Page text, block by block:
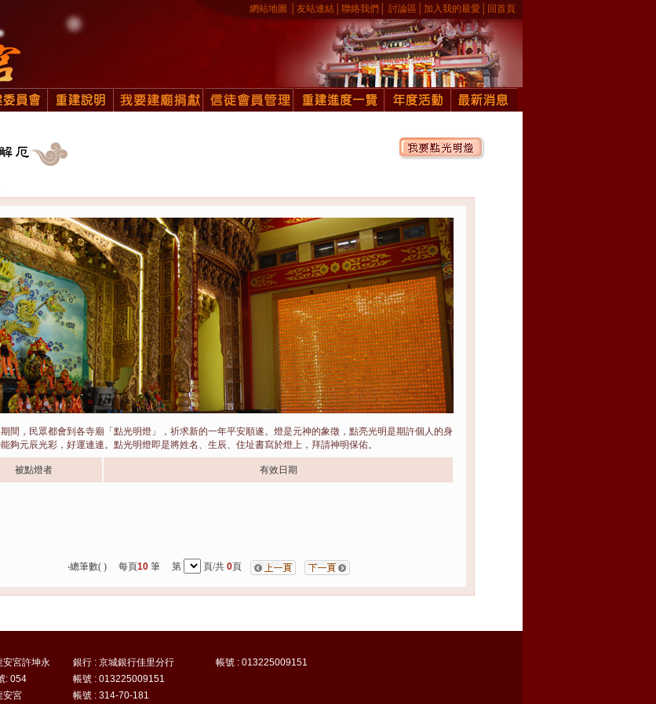
網站地圖 友站連結 聯絡我們 討論區 加入我的最愛 回首頁
間，民眾都會到各寺廟「點光明燈」，祈求新的一年平安順遂。燈是元神的象徵，點亮光明是期許個人的身
夠元辰光彩，好運連連。點光明燈即是將姓名、生辰、住址書寫於燈上，拜請神明保佑。
被點燈者 有效日期
‧總筆數( ) 每頁10 筆 第 頁/共 0頁
安宮許坤永 銀行 : 京城銀行佳里分行
帳號 : 013225009151
: 054
帳號 : 013225009151
安宮 帳號 : 314-70-181